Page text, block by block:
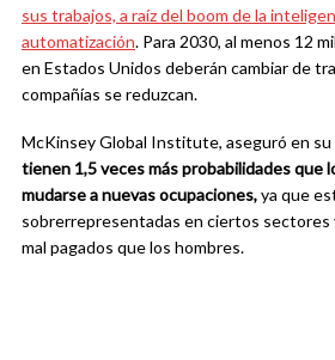
sus trabajos, a raíz del boom de la
automatización. Para 2030, al menos 12
en Estados Unidos deberán cambiar de
compañías se reduzcan.
McKinsey Global Institute, aseguró en su
tienen 1,5 veces más probabilidades que
mudarse a nuevas ocupaciones,ya que
sobrerrepresentadas en ciertos sectores
mal pagados que los hombres.